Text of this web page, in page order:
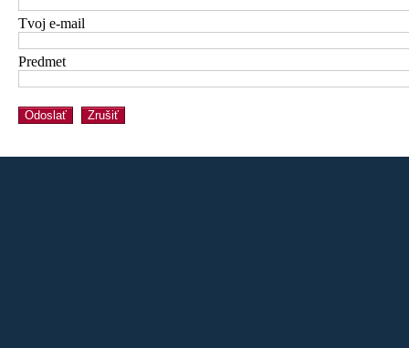
Tvoj e-mail
Predmet
Odoslať Zrušiť